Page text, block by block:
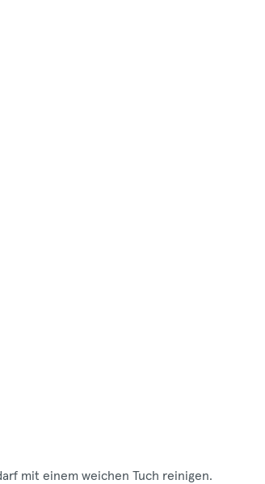
mit einem weichen Tuch reinigen.